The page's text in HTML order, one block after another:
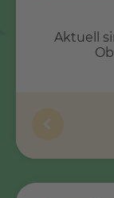
Aktuell
Aktuell